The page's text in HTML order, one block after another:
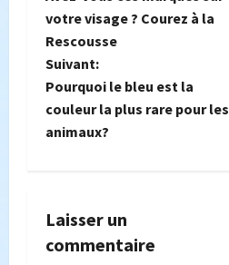
a
v
i
g
t
i
votre visage ? Courez à la
Rescousse
Suivant:
Pourquoi le bleu est la
couleur la plus rare pour les
animaux?
Laisser un
commentaire